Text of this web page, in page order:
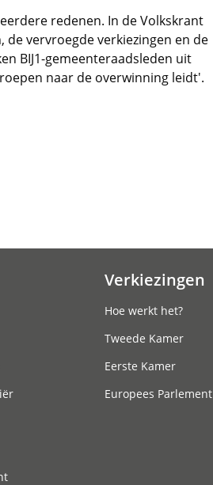
redenen. In de Volkskrant
de vervroegde verkiezingen en de
BIJ1-gemeenteraadsleden uit
naar de overwinning leidt'.
Verkiezingen
Hoe werkt het?
Tweede Kamer
Eerste Kamer
Europees Parlement